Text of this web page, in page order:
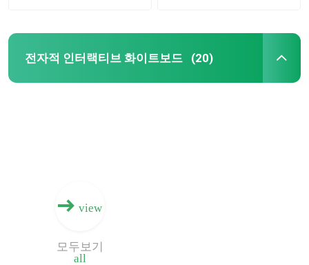
전자적 인터랙티브 화이트보드 (20)
view
all
모두보기